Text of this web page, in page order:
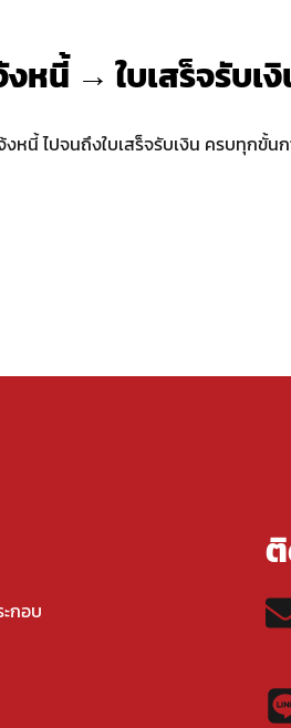
หนี้ → ใบเสร็จรับเ
งหนี้ ไปจนถึงใบเสร็จรับเงิน ครบทุกขั้
กอบ